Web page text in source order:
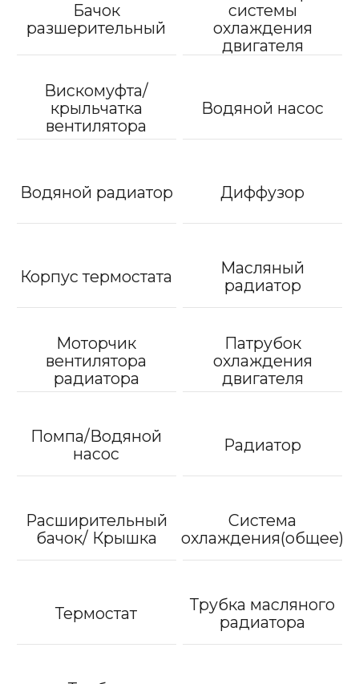
Бачок
разшерительный
системы
охлаждения
двигателя
Вискомуфта/
крыльчатка
вентилятора
Водяной насос
Водяной радиатор Диффузор
Корпус термостата
Масляный
радиатор
Моторчик
вентилятора
радиатора
Патрубок
охлаждения
двигателя
Помпа/Водяной
насос
Радиатор
Расширительный
бачок/ Крышка
Система
охлаждения(общее)
Термостат
Трубка масляного
радиатора